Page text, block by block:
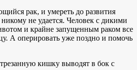
рак, и умереть до развития
не удается. Человек с дикими
и крайне запущенным раком все
А оперировать уже поздно и помочь
кишку выводят в бок с